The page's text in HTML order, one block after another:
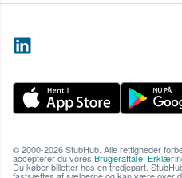
© 2000-2026 StubHub. Alle rettigheder
accepterer du vores Brugeraftale,
Du køber billetter hos en tredjepart.
fastsættes af sælgerne og kan være over